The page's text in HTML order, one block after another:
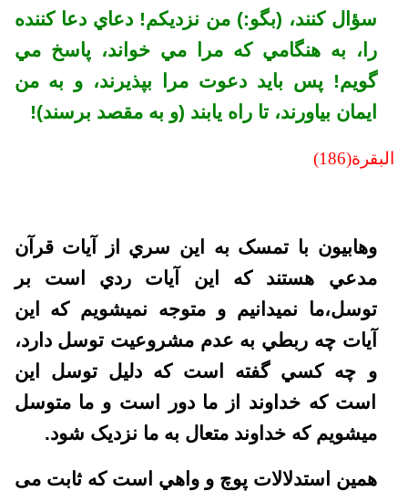
سؤال كنند، (بگو:) من نزديكم! دعاي دعا كننده
را، به هنگامي كه مرا مي خواند، پاسخ مي
گويم! پس بايد دعوت مرا بپذيرند، و به من
ايمان بياورند، تا راه يابند (و به مقصد برسند)!
البقرة(186)
وهابيون با تمسک به اين سري از آيات قرآن
مدعي هستند که اين آيات ردي است بر
توسل،ما نميدانيم و متوجه نميشويم که اين
آيات چه ربطي به عدم مشروعيت توسل دارد،
و چه کسي گفته است که دليل توسل اين
است که خداوند از ما دور است و ما متوسل
ميشويم که خداوند متعال به ما نزديک شود.
همين استدلالات پوچ و واهي است که ثابت می